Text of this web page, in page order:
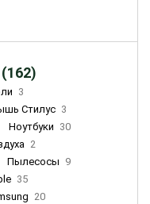
3
Стилус 3
Ноутбуки 30
2
Пылесосы 9
35
20